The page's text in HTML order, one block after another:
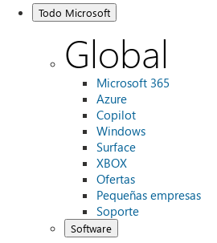
Todo Microsoft
Global
Microsoft 365
Azure
Copilot
Windows
Surface
XBOX
Ofertas
Pequeñas empresas
Soporte
Software